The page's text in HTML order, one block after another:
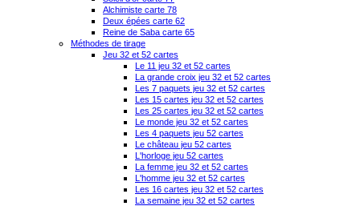
Alchimiste carte 78
Deux épées carte 62
Reine de Saba carte 65
Méthodes de tirage
Jeu 32 et 52 cartes
Le 11 jeu 32 et 52 cartes
La grande croix jeu 32 et 52 cartes
Les 7 paquets jeu 32 et 52 cartes
Les 15 cartes jeu 32 et 52 cartes
Les 25 cartes jeu 32 et 52 cartes
Le monde jeu 32 et 52 cartes
Les 4 paquets jeu 52 cartes
Le château jeu 52 cartes
L'horloge jeu 52 cartes
La femme jeu 32 et 52 cartes
L'homme jeu 32 et 52 cartes
Les 16 cartes jeu 32 et 52 cartes
La semaine jeu 32 et 52 cartes